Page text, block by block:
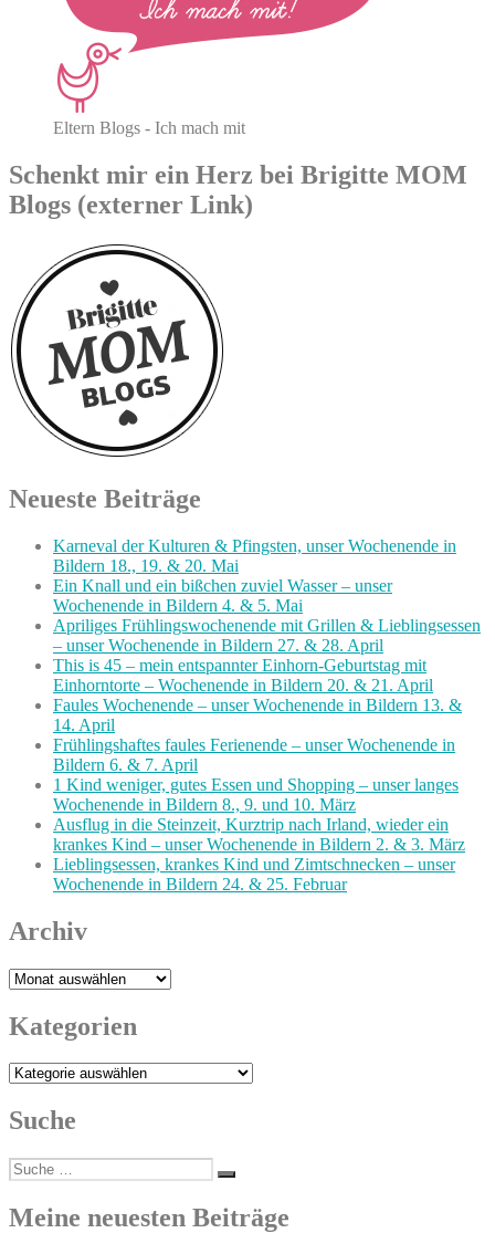
Eltern Blogs - Ich mach mit
Schenkt mir ein Herz bei Brigitte MOM
Blogs (externer Link)
Neueste Beiträge
Karneval der Kulturen & Pfingsten, unser Wochenende in
Bildern 18., 19. & 20. Mai
Ein Knall und ein bißchen zuviel Wasser – unser
Wochenende in Bildern 4. & 5. Mai
Apriliges Frühlingswochenende mit Grillen & Lieblingsessen
– unser Wochenende in Bildern 27. & 28. April
This is 45 – mein entspannter Einhorn-Geburtstag mit
Einhorntorte – Wochenende in Bildern 20. & 21. April
Faules Wochenende – unser Wochenende in Bildern 13. &
14. April
Frühlingshaftes faules Ferienende – unser Wochenende in
Bildern 6. & 7. April
1 Kind weniger, gutes Essen und Shopping – unser langes
Wochenende in Bildern 8., 9. und 10. März
Ausflug in die Steinzeit, Kurztrip nach Irland, wieder ein
krankes Kind – unser Wochenende in Bildern 2. & 3. März
Lieblingsessen, krankes Kind und Zimtschnecken – unser
Wochenende in Bildern 24. & 25. Februar
Archiv
Archiv
Kategorien
Kategorien
Suche
Suche
nach:
Suchen
Meine neuesten Beiträge